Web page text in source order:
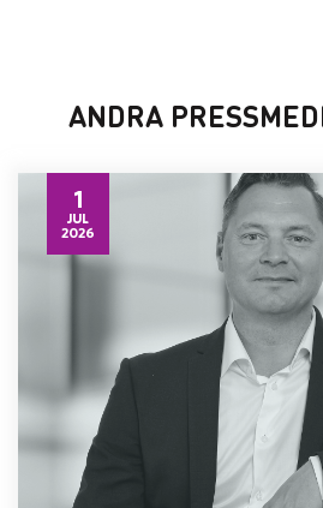
ANDRA
1
JUL
2026